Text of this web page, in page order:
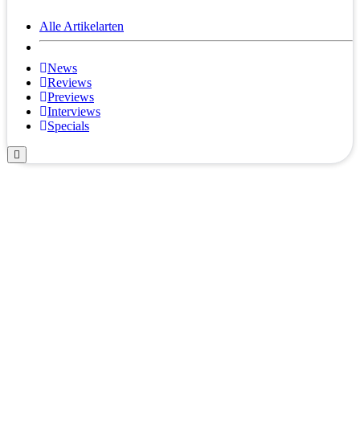
Alle Artikelarten
News
Reviews
Previews
Interviews
Specials